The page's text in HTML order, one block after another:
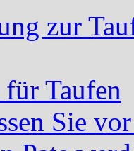
zur
Taufen
Sie